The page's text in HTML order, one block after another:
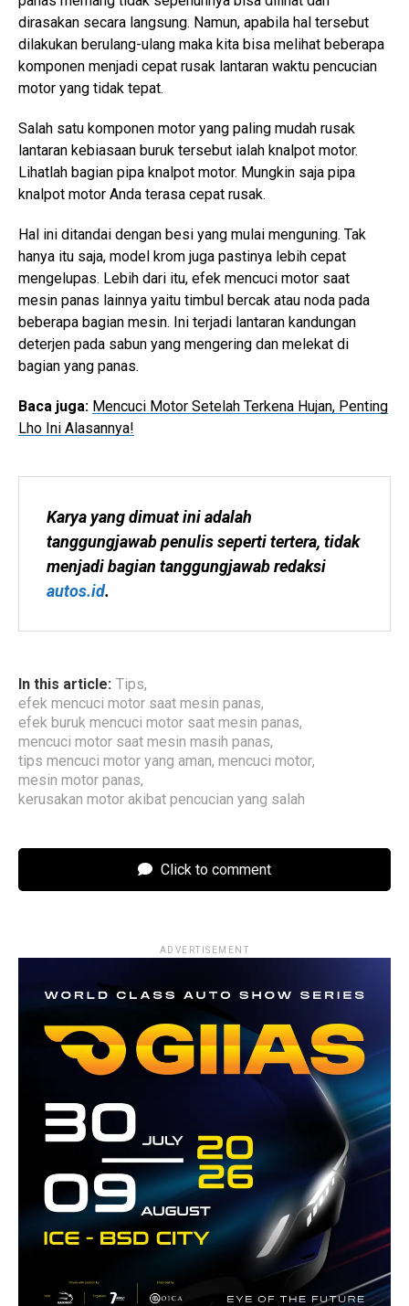
dirasakan secara langsung. Namun, apabila hal tersebut
dilakukan berulang-ulang maka kita bisa melihat beberapa
komponen menjadi cepat rusak lantaran waktu pencucian
motor yang tidak tepat.
Salah satu komponen motor yang paling mudah rusak
lantaran kebiasaan buruk tersebut ialah knalpot motor.
Lihatlah bagian pipa knalpot motor. Mungkin saja pipa
knalpot motor Anda terasa cepat rusak.
Hal ini ditandai dengan besi yang mulai menguning. Tak
hanya itu saja, model krom juga pastinya lebih cepat
mengelupas. Lebih dari itu, efek mencuci motor saat
mesin panas lainnya yaitu timbul bercak atau noda pada
beberapa bagian mesin. Ini terjadi lantaran kandungan
deterjen pada sabun yang mengering dan melekat di
bagian yang panas.
Baca juga: Mencuci Motor Setelah Terkena Hujan, Penting
Lho Ini Alasannya!
Karya yang dimuat ini adalah
tanggungjawab penulis seperti tertera, tidak
autos.id.
In this article: Tips,
efek mencuci motor saat mesin panas,
efek buruk mencuci motor saat mesin panas,
mencuci motor saat mesin masih panas,
tips mencuci motor yang aman, mencuci motor,
mesin motor panas,
kerusakan motor akibat pencucian yang salah
Click to comment
ADVERTISEMENT